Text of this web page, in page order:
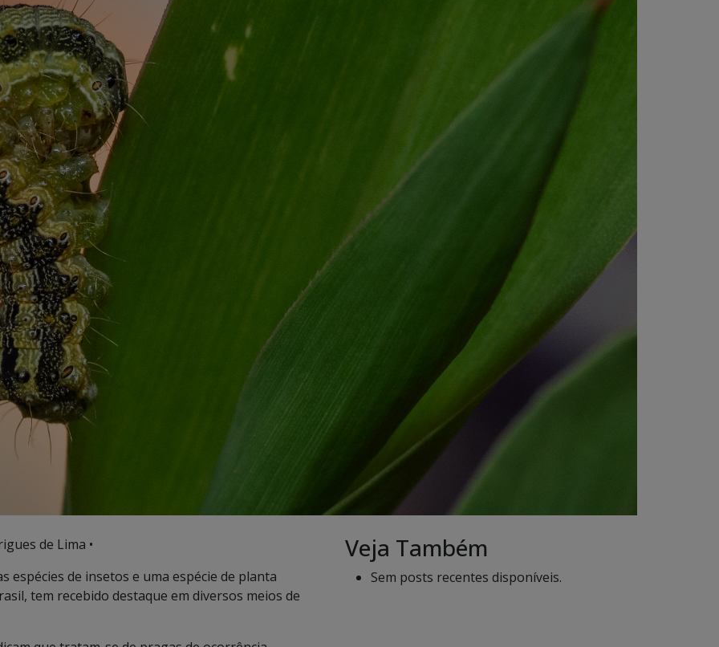
de Lima •
espécies de insetos e uma espécie de planta
tem recebido destaque em diversos meios de
Veja Também
Sem posts recentes disponíveis.